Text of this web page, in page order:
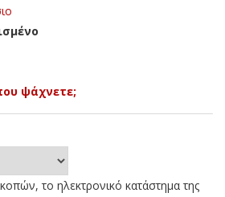
ψάχνετε;
το ηλεκτρονικό κατάστημα της